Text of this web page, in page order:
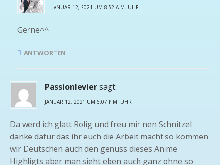
JANUAR 12, 2021 UM 8:52 A.M. UHR
Gerne^^
ANTWORTEN
Passionleviersagt:
JANUAR 12, 2021 UM 6:07 P.M. UHR
Da werd ich glatt Rolig und freu mir nen Schnitzel
danke dafür das ihr euch die Arbeit macht so kommen
wir Deutschen auch den genuss dieses Anime
Highligts aber man sieht eben auch ganz ohne so